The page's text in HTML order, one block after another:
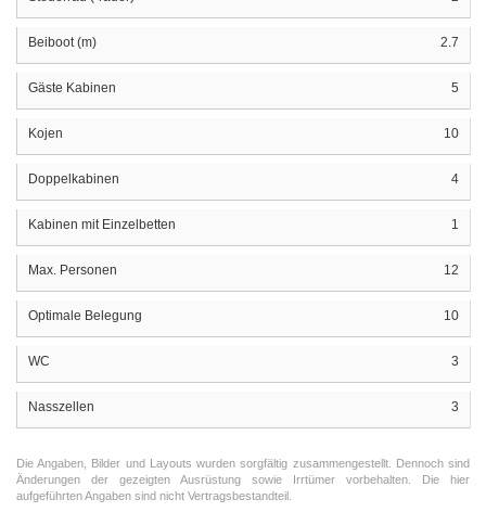
Beiboot (m) 2.7
Gäste Kabinen 5
Kojen 10
Doppelkabinen 4
Kabinen mit Einzelbetten 1
Max. Personen 12
Optimale Belegung 10
WC 3
Nasszellen 3
Die Angaben, Bilder und Layouts wurden sorgfältig zusammengestellt. Dennoch sind
Änderungen der gezeigten Ausrüstung sowie Irrtümer vorbehalten. Die hier
aufgeführten Angaben sind nicht Vertragsbestandteil.